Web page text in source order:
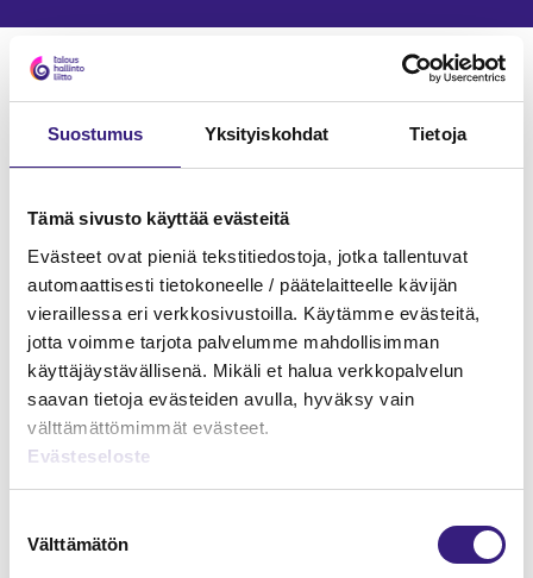
Suostumus Yksityiskohdat Tietoja
Tämä sivusto käyttää evästeitä
Evästeet ovat pieniä tekstitiedostoja, jotka tallentuvat
automaattisesti tietokoneelle / päätelaitteelle kävijän
vieraillessa eri verkkosivustoilla. Käytämme evästeitä,
jotta voimme tarjota palvelumme mahdollisimman
käyttäjäystävällisenä. Mikäli et halua verkkopalvelun
saavan tietoja evästeiden avulla, hyväksy vain
välttämättömimmät evästeet.
Evästeseloste
valinta
Välttämätön
Verkkokoulutukset